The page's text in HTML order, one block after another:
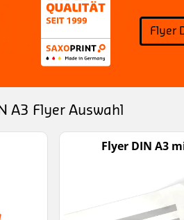
Flyer
A3 Flyer Auswahl
Flyer DIN A3